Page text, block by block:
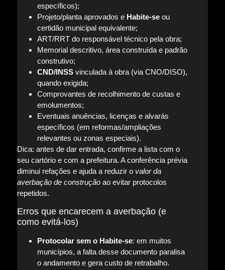
específicos);
Projeto/planta aprovados e Habite-seou
certidão municipal equivalente;
ART/RRT do responsável técnico pela obra;
Memorial descritivo, área construída e padrão
construtivo;
CND/INSSvinculada à obra (via CNO/DISO),
quando exigida;
Comprovantes de recolhimento de custas e
emolumentos;
Eventuais anuências, licenças e alvarás
específicos (em reformas/ampliações
relevantes ou zonas especiais).
Dica: antes de dar entrada, confirme a lista com o
seu cartório e com a prefeitura. A conferência prévia
diminui refações e ajuda a reduzir o valor da
averbação de construçãoao evitar protocolos
repetidos.
Erros que encarecem a averbação (e
como evitá-los)
Protocolar sem o Habite-se: em muitos
municípios, a falta desse documento paralisa
o andamento e gera custo de retrabalho.